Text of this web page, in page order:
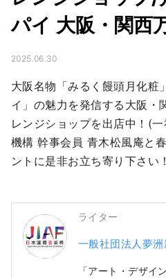
パイ 大阪・関西
2025.06.30
大阪名物「みるく饅頭月化粧
イ」の魅力を発信する大阪・
レンジショップを出店中！(
機構 幹事会員 青木松風庵と
ントに是非お立ち寄り下さい！
ライター
一般社団法人夢
「アート・デザイ